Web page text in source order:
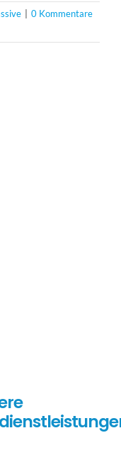
0 Kommentare